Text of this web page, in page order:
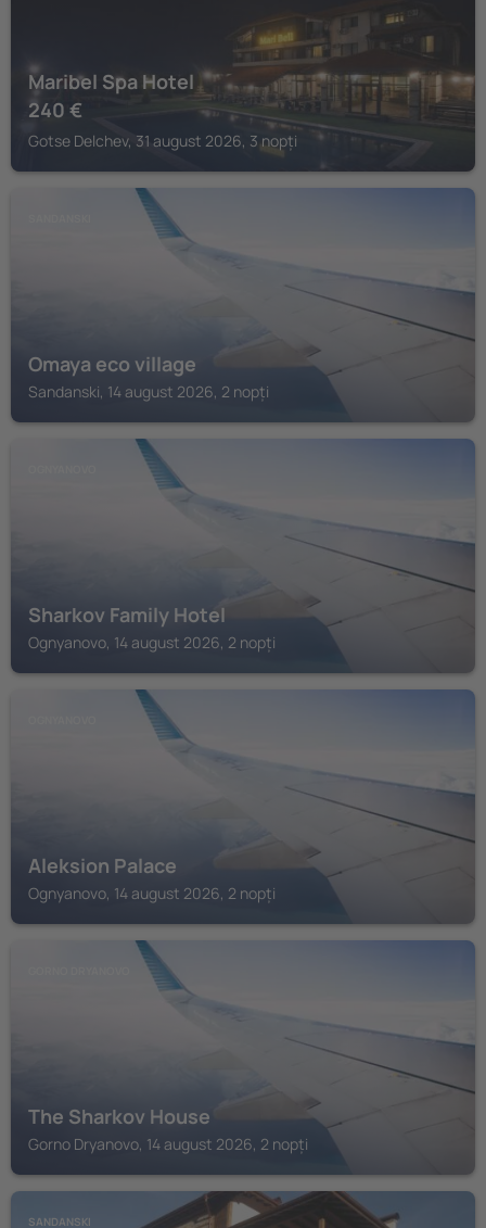
Maribel Spa Hotel
240 €
Gotse Delchev, 31 august 2026, 3 nopți
Omaya eco village
Sandanski, 14 august 2026, 2 nopți
Sharkov Family Hotel
Ognyanovo, 14 august 2026, 2 nopți
Aleksion Palace
Ognyanovo, 14 august 2026, 2 nopți
The Sharkov House
Gorno Dryanovo, 14 august 2026, 2 nopți
SANDANSKI